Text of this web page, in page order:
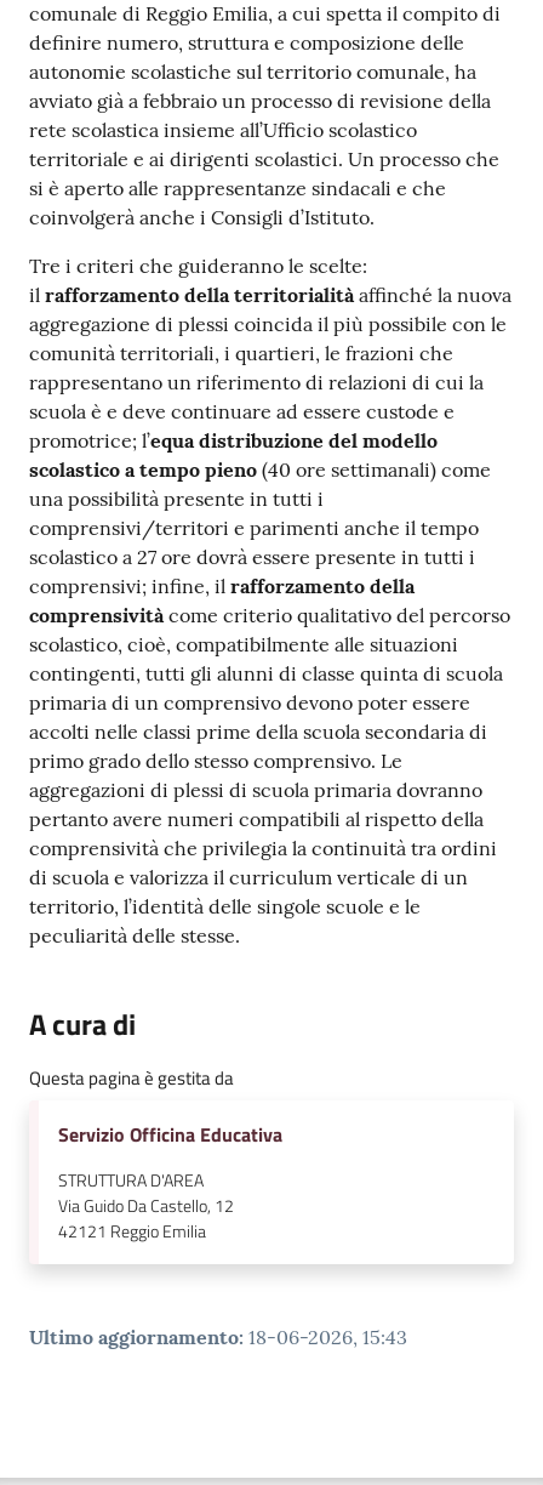
comunale di Reggio Emilia, a cui spetta il compito di
definire numero, struttura e composizione delle
autonomie scolastiche sul territorio comunale, ha
avviato già a febbraio un processo di revisione della
rete scolastica insieme all’Ufficio scolastico
territoriale e ai dirigenti scolastici. Un processo che
si è aperto alle rappresentanze sindacali e che
coinvolgerà anche i Consigli d’Istituto.
Tre i criteri che guideranno le scelte:
il rafforzamento della territorialitàaffinché la nuova
aggregazione di plessi coincida il più possibile con le
comunità territoriali, i quartieri, le frazioni che
rappresentano un riferimento di relazioni di cui la
scuola è e deve continuare ad essere custode e
promotrice; l’equa distribuzione del modello
scolastico a tempo pieno (40 ore settimanali) come
una possibilità presente in tutti i
comprensivi/territori e parimenti anche il tempo
scolastico a 27 ore dovrà essere presente in tutti i
comprensivi; infine, il rafforzamento della
comprensivitàcome criterio qualitativo del percorso
scolastico, cioè, compatibilmente alle situazioni
contingenti, tutti gli alunni di classe quinta di scuola
primaria di un comprensivo devono poter essere
accolti nelle classi prime della scuola secondaria di
primo grado dello stesso comprensivo. Le
aggregazioni di plessi di scuola primaria dovranno
pertanto avere numeri compatibili al rispetto della
comprensività che privilegia la continuità tra ordini
di scuola e valorizza il curriculum verticale di un
territorio, l’identità delle singole scuole e le
peculiarità delle stesse.
A cura di
Questa pagina è gestita da
Servizio Officina Educativa
STRUTTURA D'AREA
Via Guido Da Castello, 12
42121 Reggio Emilia
Ultimo aggiornamento: 18-06-2026, 15:43